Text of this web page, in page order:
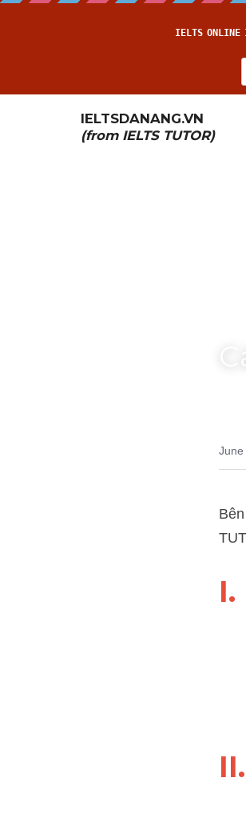
IELTSDANANG.VN
(from IELTS
Bên